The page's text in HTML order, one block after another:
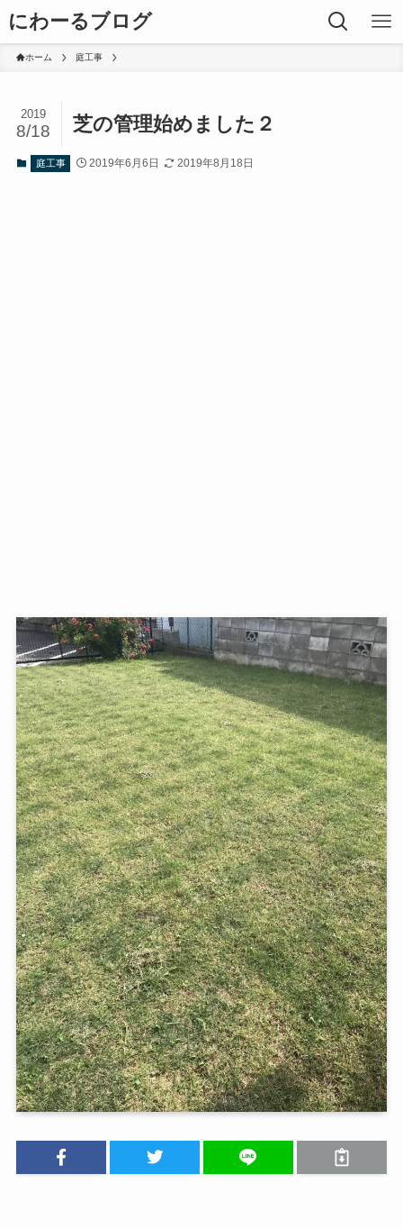
にわーるブログ
ホーム 庭工事
芝の管理始めました２
2019
8/18
庭工事 2019年6月6日 2019年8月18日